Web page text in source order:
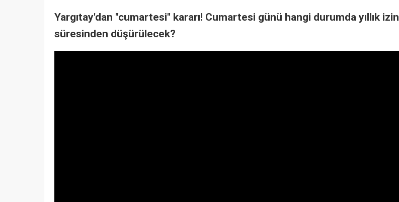
Yargıtay'dan "cumartesi" kararı! Cumartesi günü hangi durumda yıllık izin
süresinden düşürülecek?